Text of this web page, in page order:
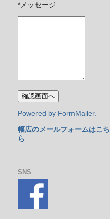
*メッセージ
Powered by FormMailer.
幅広のメールフォームはこち
ら
SNS